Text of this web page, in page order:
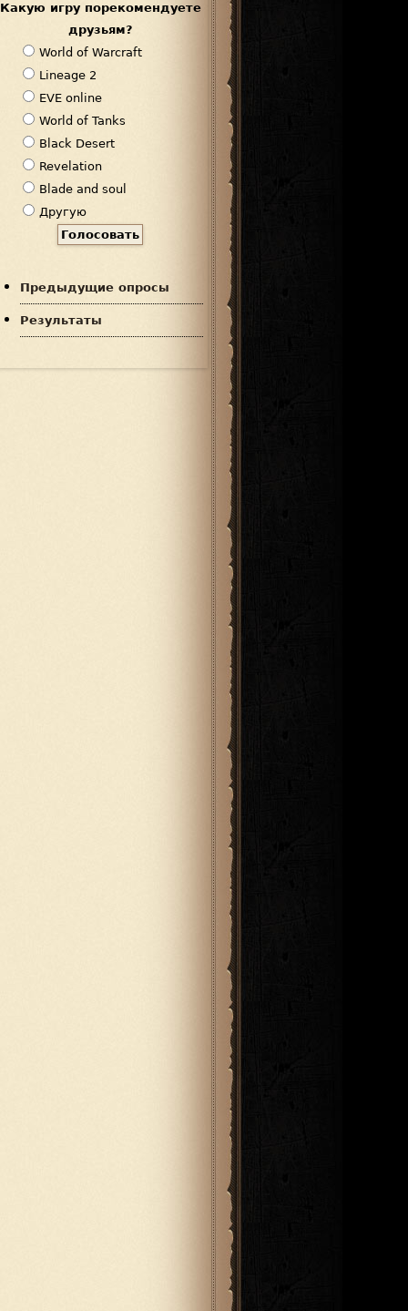
Какую игру порекомендуете
друзьям?
В
а
р
и
а
н
т
ы
World of Warcraft
Lineage 2
EVE online
World of Tanks
Black Desert
Revelation
Blade and soul
Другую
Предыдущие опросы
Результаты